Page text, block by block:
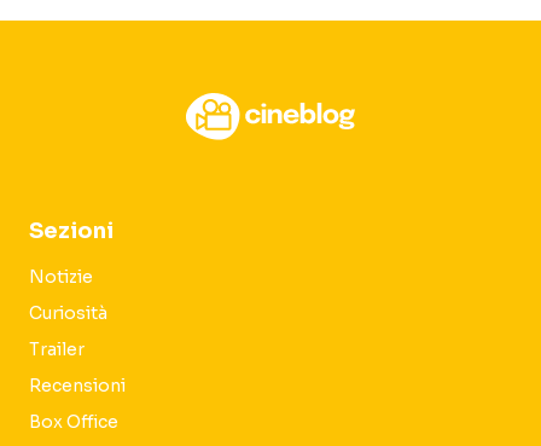
Sezioni
Notizie
Curiosità
Trailer
Recensioni
Box Office